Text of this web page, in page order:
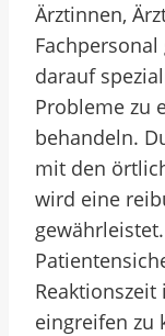
Ärztinnen,
darauf
Probleme zu
behandeln.
mit den
wird eine
eingreifen zu